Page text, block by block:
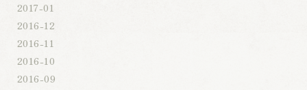
2017-01
2016-12
2016-11
2016-10
2016-09